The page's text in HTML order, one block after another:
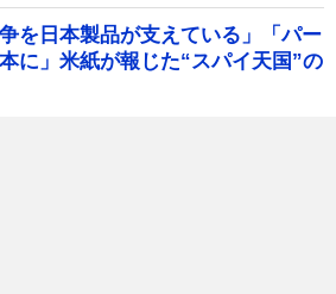
を日本製品が支えている」「パー
に」米紙が報じた“スパイ天国”の